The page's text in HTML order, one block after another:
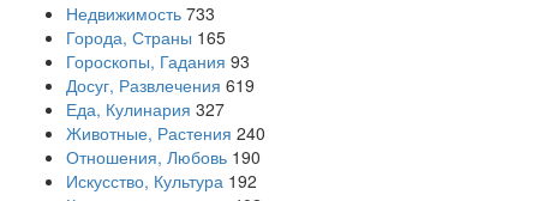
Недвижимость 733
Города, Страны 165
Гороскопы, Гадания 93
Досуг, Развлечения 619
Еда, Кулинария 327
Животные, Растения 240
Отношения, Любовь 190
Искусство, Культура 192